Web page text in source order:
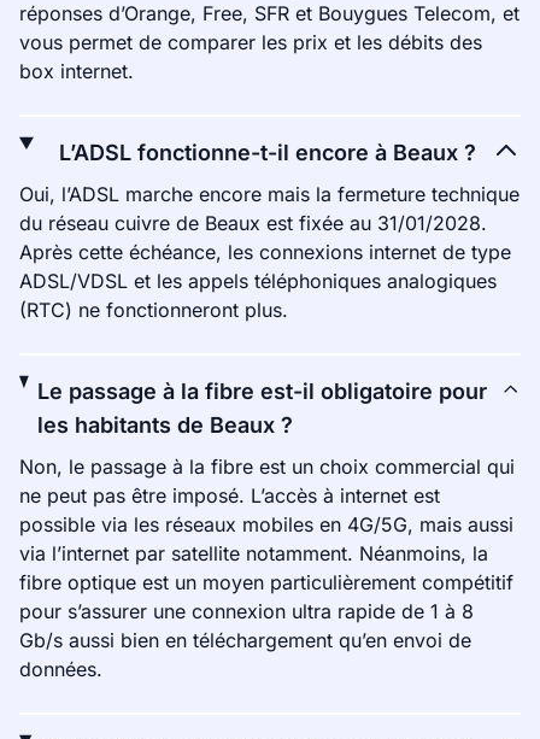
réponses d’Orange, Free, SFR et Bouygues Telecom, et
vous permet de comparer les prix et les débits des
box internet.
L’ADSL fonctionne-t-il encore à Beaux ?
Oui, l’ADSL marche encore mais la fermeture technique
du réseau cuivre de Beaux est fixée au 31/01/2028.
Après cette échéance, les connexions internet de type
ADSL/VDSL et les appels téléphoniques analogiques
(RTC) ne fonctionneront plus.
Le passage à la fibre est-il obligatoire pour
les habitants de Beaux ?
Non, le passage à la fibre est un choix commercial qui
ne peut pas être imposé. L’accès à internet est
possible via les réseaux mobiles en 4G/5G, mais aussi
via l’internet par satellite notamment. Néanmoins, la
fibre optique est un moyen particulièrement compétitif
pour s’assurer une connexion ultra rapide de 1 à 8
Gb/s aussi bien en téléchargement qu’en envoi de
données.